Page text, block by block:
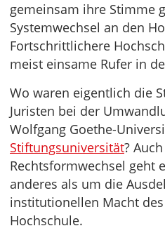
gemeinsam ihre Stimme
Systemwechsel an den
Fortschrittlichere
meist einsame Rufer in
Wo waren eigentlich die
Juristen bei der
Wolfgang Goethe-
Stiftungsuniversität?
Rechtsformwechsel geht
anderes als um die
institutionellen Macht
Hochschule.